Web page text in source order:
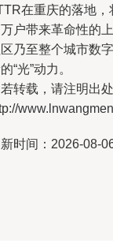
在重庆的落地，
户带来革命性的
乃至整个城市数
“光”动力。
转载，请注明出处
时间：2026-08-